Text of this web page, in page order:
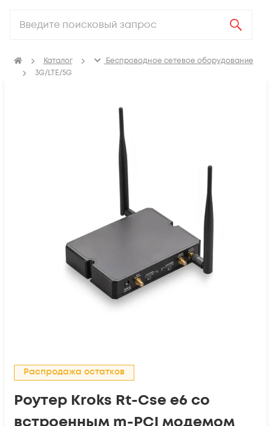
Каталог
Беспроводное сетевое оборудование
3G/LTE/5G
Распродажа остатков
Роутер Kroks Rt-Cse e6 со